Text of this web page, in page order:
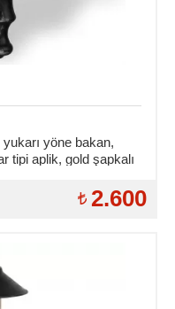
yöne bakan,
tipi aplik, gold şapkalı
2.600